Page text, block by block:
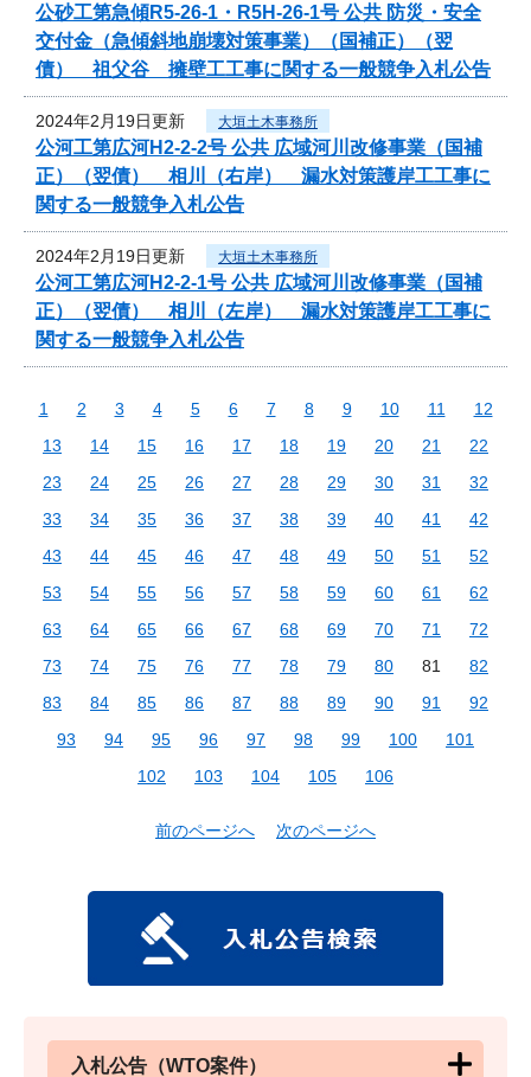
公砂工第急傾R5-26-1・R5H-26-1号 公共 防災・安全
交付金（急傾斜地崩壊対策事業）（国補正）（翌
債） 祖父谷 擁壁工工事に関する一般競争入札公告
2024年2月19日更新 大垣土木事務所
公河工第広河H2-2-2号 公共 広域河川改修事業（国補
正）（翌債） 相川（右岸） 漏水対策護岸工工事に
関する一般競争入札公告
2024年2月19日更新 大垣土木事務所
公河工第広河H2-2-1号 公共 広域河川改修事業（国補
正）（翌債） 相川（左岸） 漏水対策護岸工工事に
関する一般競争入札公告
1 2 3 4 5 6 7 8 9 10 11
12
13
14 15 16 17 18 19 20 21
22
23
24 25 26 27 28 29 30 31
32
33
34 35 36 37 38 39 40 41
42
43
44 45 46 47 48 49 50 51
52
53
54 55 56 57 58 59 60 61
62
63
64 65 66 67 68 69 70 71
72
73
74 75 76 77 78 79 80 81
82
83
84 85 86 87 88 89 90 91
92
93
94 95 96 97 98 99 100
101
102
103 104 105 106
前のページへ 次のページへ
入札公告（WTO案件）